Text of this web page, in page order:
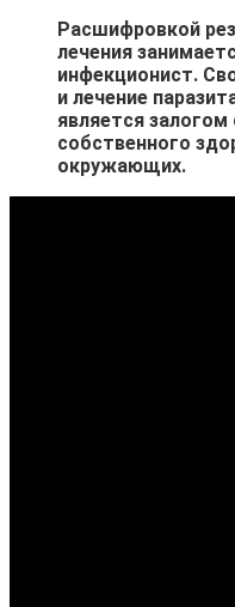
Расшифровкой
лечения
инфекционист.
и лечение
является залогом
собственного
окружающих.